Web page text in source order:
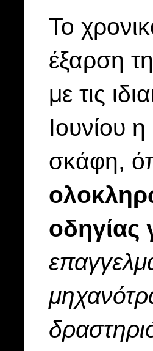
Το
έξαρση
με τις
Ιουνίου
σκάφη,
οδηγίας